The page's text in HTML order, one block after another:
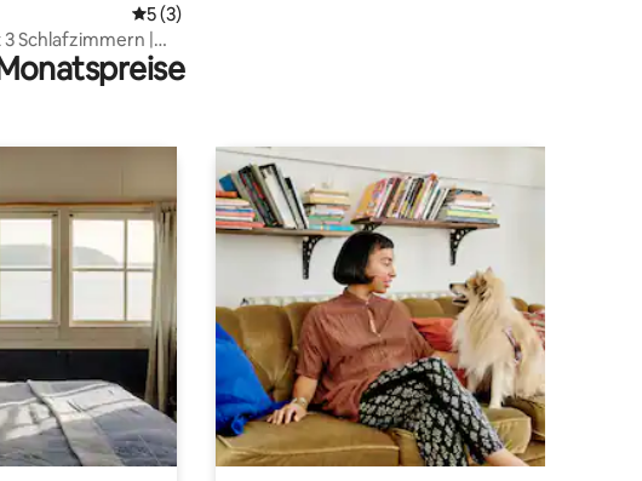
Durchschnittliche Bewertung: 5 von 5, 3 Bewertungen
5 (3)
Schlafzimmern |
Parkplatz |